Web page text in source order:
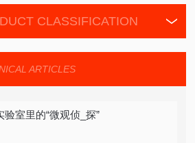
CLASSIFICATION
ARTICLES
室里的“微观侦_探”